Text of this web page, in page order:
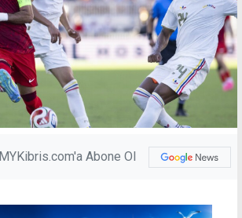
MYKibris.com'a Abone Ol